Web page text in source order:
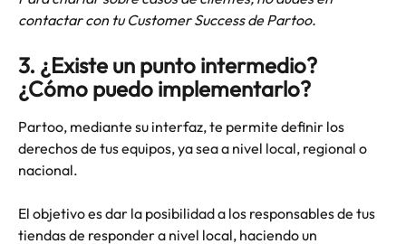
contactar con tu Customer Success de Partoo.
3. ¿Existe un punto intermedio?
¿Cómo puedo implementarlo?
Partoo, mediante su interfaz, te permite definir los
derechos de tus equipos, ya sea a nivel local, regional o
nacional.
El objetivo es dar la posibilidad a los responsables de tus
tiendas de responder a nivel local, haciendo un